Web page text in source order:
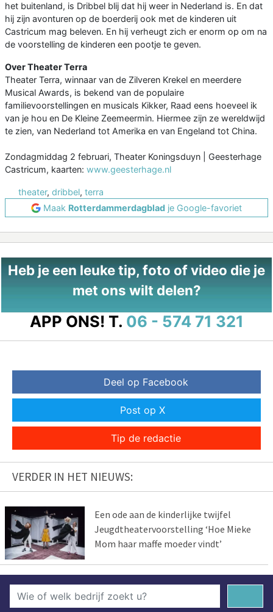
het buitenland, is Dribbel blij dat hij weer in Nederland is. En dat
hij zijn avonturen op de boerderij ook met de kinderen uit
Castricum mag beleven. En hij verheugt zich er enorm op om na
de voorstelling de kinderen een pootje te geven.
Over Theater Terra
Theater Terra, winnaar van de Zilveren Krekel en meerdere
Musical Awards, is bekend van de populaire
familievoorstellingen en musicals Kikker, Raad eens hoeveel ik
van je hou en De Kleine Zeemeermin. Hiermee zijn ze wereldwijd
te zien, van Nederland tot Amerika en van Engeland tot China.
Zondagmiddag 2 februari, Theater Koningsduyn | Geesterhage
Castricum, kaarten: www.geesterhage.nl
theater, dribbel, terra
Maak Rotterdammerdagblad je Google-favoriet
Heb je een leuke tip, foto of video die je
met ons wilt delen?
APP ONS! T. 06 - 574 71 321
Deel op Facebook
Post op X
Tip de redactie
VERDER IN HET NIEUWS:
Een ode aan de kinderlijke twijfel
Jeugdtheatervoorstelling ‘Hoe Mieke
Mom haar maffe moeder vindt’